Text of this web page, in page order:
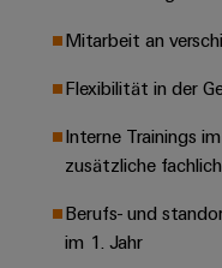
Moderne
digitale
Lösungen
klimafreundliche
Mobilitat
im
&
PCB
Connector
Original
Remote
&
Cloud-
Services
Industrial
Mitarbeit an
Flexibilität in der
Interne Trainings
zusätzliche
Berufs- und
im 1. Jahr